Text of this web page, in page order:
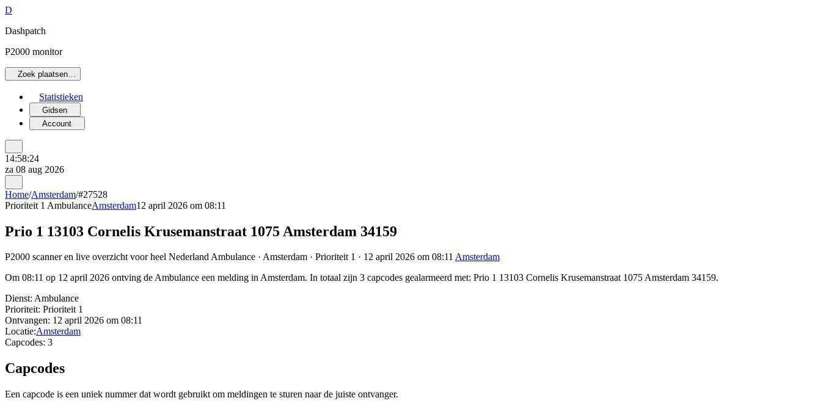
D
Dashpatch
P2000 monitor
Zoek plaatsen…
Statistieken
Gidsen
Account
14:58:24
za 08 aug 2026
Home/Amsterdam/#27528
Prioriteit 1 AmbulanceAmsterdam12 april 2026 om 08:11
Prio 1 13103 Cornelis Krusemanstraat 1075 Amsterdam 34159
P2000 scanner en live overzicht voor heel Nederland Ambulance · Amsterdam · Prioriteit 1 · 12 april 2026 om 08:11 Amsterdam
Om 08:11 op 12 april 2026 ontving de Ambulance een melding in Amsterdam. In totaal zijn 3 capcodes gealarmeerd met: Prio 1 13103 Cornelis Krusemanstraat 1075 Amsterdam 34159.
Dienst: Ambulance
Prioriteit: Prioriteit 1
Ontvangen: 12 april 2026 om 08:11
Locatie:Amsterdam
Capcodes: 3
Capcodes
Een capcode is een uniek nummer dat wordt gebruikt om meldingen te sturen naar de juiste ontvanger.